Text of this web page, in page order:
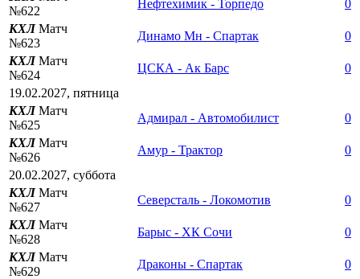
№622
Нефтехимик - Торпедо
0
КХЛМатч
№623
Динамо Мн - Спартак
0
КХЛМатч
№624
ЦСКА - Ак Барс
0
19.02.2027, пятница
КХЛМатч
№625
Адмирал - Автомобилист
0
КХЛМатч
№626
Амур - Трактор
0
20.02.2027, суббота
КХЛМатч
№627
Северсталь - Локомотив
0
КХЛМатч
№628
Барыс - ХК Сочи
0
КХЛМатч
№629
Драконы - Спартак
0